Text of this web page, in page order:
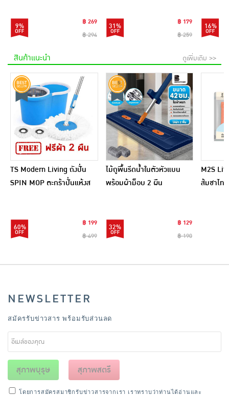
9%
฿ 269
฿ 294
31%
฿ 179
฿ 259
16%
สินค้าแนะนำ ดูเพิ่มเติม >>
TS Modern Living ถังปั่น
SPIN MOP ตะกร้าปั่นแห้งส
60%
฿ 199
฿ 499
ไม้ถูพื้นรีดน้ำในตัวหัวแบน
พร้อมผ้าม็อบ 2 ผืน
32%
฿ 129
฿ 190
M2S
ส้มชาไท
NEWSLETTER
สมัครรับข่าวสาร พร้อมรับส่วนลด
สุภาพบุรุษ สุภาพสตรี
โดยการสมัครสมาชิกรับข่าวสารจากเรา เราทราบว่าท่านได้อ่านและ